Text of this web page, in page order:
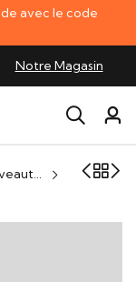
avec le code
Notre Magasin
Nouveautés Femme